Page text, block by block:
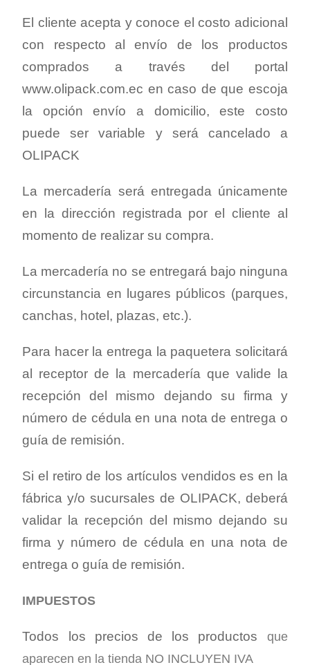
El cliente acepta y conoce el costo adicional
con respecto al envío de los productos
comprados a través del portal
www.olipack.com.ec en caso de que escoja
la opción envío a domicilio, este costo
puede ser variable y será cancelado a
OLIPACK
La mercadería será entregada únicamente
en la dirección registrada por el cliente al
momento de realizar su compra.
La mercadería no se entregará bajo ninguna
circunstancia en lugares públicos (parques,
canchas, hotel, plazas, etc.).
Para hacer la entrega la paquetera solicitará
al receptor de la mercadería que valide la
recepción del mismo dejando su firma y
número de cédula en una nota de entrega o
guía de remisión.
Si el retiro de los artículos vendidos es en la
fábrica y/o sucursales de OLIPACK, deberá
validar la recepción del mismo dejando su
firma y número de cédula en una nota de
entrega o guía de remisión.
IMPUESTOS
Todos los precios de los productos que
aparecen en la tienda NO INCLUYEN IVA